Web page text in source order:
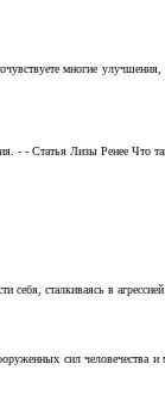
многие улучшения,
- - Статья Лизы Ренее Что
себя, сталкиваясь в агрессией
сил